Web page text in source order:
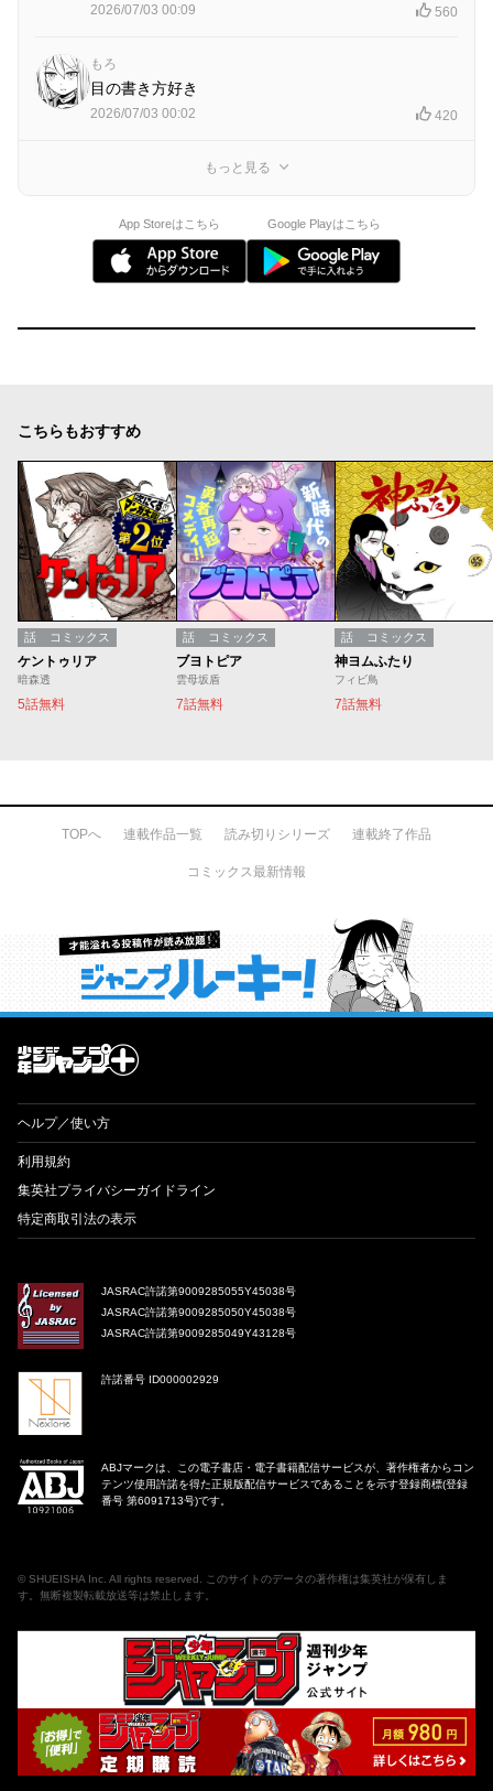
2026/07/03 00:09 560
もろ
目の書き方好き
2026/07/03 00:02 420
もっと見る
App Storeはこちら Google Playはこちら
こちらもおすすめ
話 コミックス
ケントゥリア
暗森透
5話無料
話 コミックス
ブヨトピア
雲母坂盾
7話無料
話 コミックス
神ヨムふたり
フィビ鳥
7話無料
TOPへ 連載作品一覧 読み切りシリーズ 連載終了作品
コミックス最新情報
才能溢れる投稿作が読み放題！ ジャンプルーキー！
ヘルプ／使い方
利用規約
集英社プライバシーガイドライン
特定商取引法の表示
JASRAC許諾第9009285055Y45038号
JASRAC許諾第9009285050Y45038号
JASRAC許諾第9009285049Y43128号
許諾番号 ID000002929
ABJマークは、この電子書店・電子書籍配信サービスが、著作権者からコン
テンツ使用許諾を得た正規版配信サービスであることを示す登録商標(登録
番号 第6091713号)です。
© SHUEISHA Inc. All rights reserved. このサイトのデータの著作権は集英社が保有しま
す。無断複製転載放送等は禁止します。